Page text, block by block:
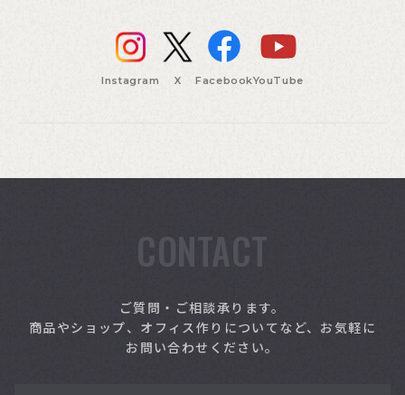
Instagram X FacebookYouTube
CONTACT
ご質問・ご相談承ります。
商品やショップ、オフィス作りについてなど、お気軽に
お問い合わせください。